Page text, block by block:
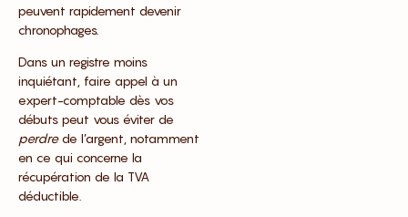
peuvent rapidement devenir
chronophages.
Dans un registre moins
inquiétant, faire appel à un
expert-comptable dès vos
débuts peut vous éviter de
perdrede l’argent, notamment
en ce qui concerne la
récupération de la TVA
déductible.